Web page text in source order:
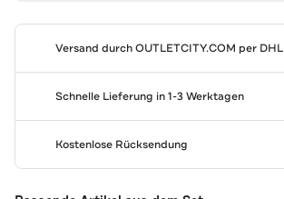
Versand durchOUTLETCITY.COM per DHL
Schnelle Lieferung in 1-3 Werktagen
Kostenlose Rücksendung